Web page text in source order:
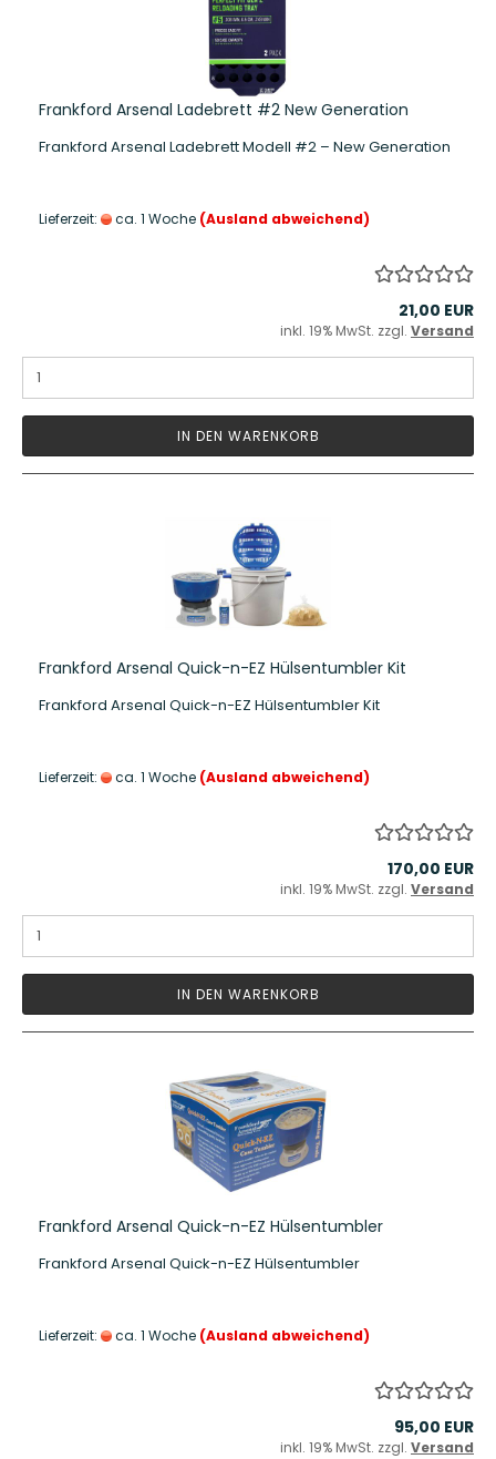
Frankford Arsenal Ladebrett #2 New Generation
Frankford Arsenal Ladebrett Modell #2 – New Generation
Lieferzeit: ca. 1 Woche (Ausland abweichend)
21,00 EUR
inkl. 19% MwSt. zzgl. Versand
IN DEN WARENKORB
Frankford Arsenal Quick-n-EZ Hülsentumbler Kit
Frankford Arsenal Quick-n-EZ Hülsentumbler Kit
Lieferzeit: ca. 1 Woche (Ausland abweichend)
170,00 EUR
inkl. 19% MwSt. zzgl. Versand
IN DEN WARENKORB
Frankford Arsenal Quick-n-EZ Hülsentumbler
Frankford Arsenal Quick-n-EZ Hülsentumbler
Lieferzeit: ca. 1 Woche (Ausland abweichend)
95,00 EUR
inkl. 19% MwSt. zzgl. Versand